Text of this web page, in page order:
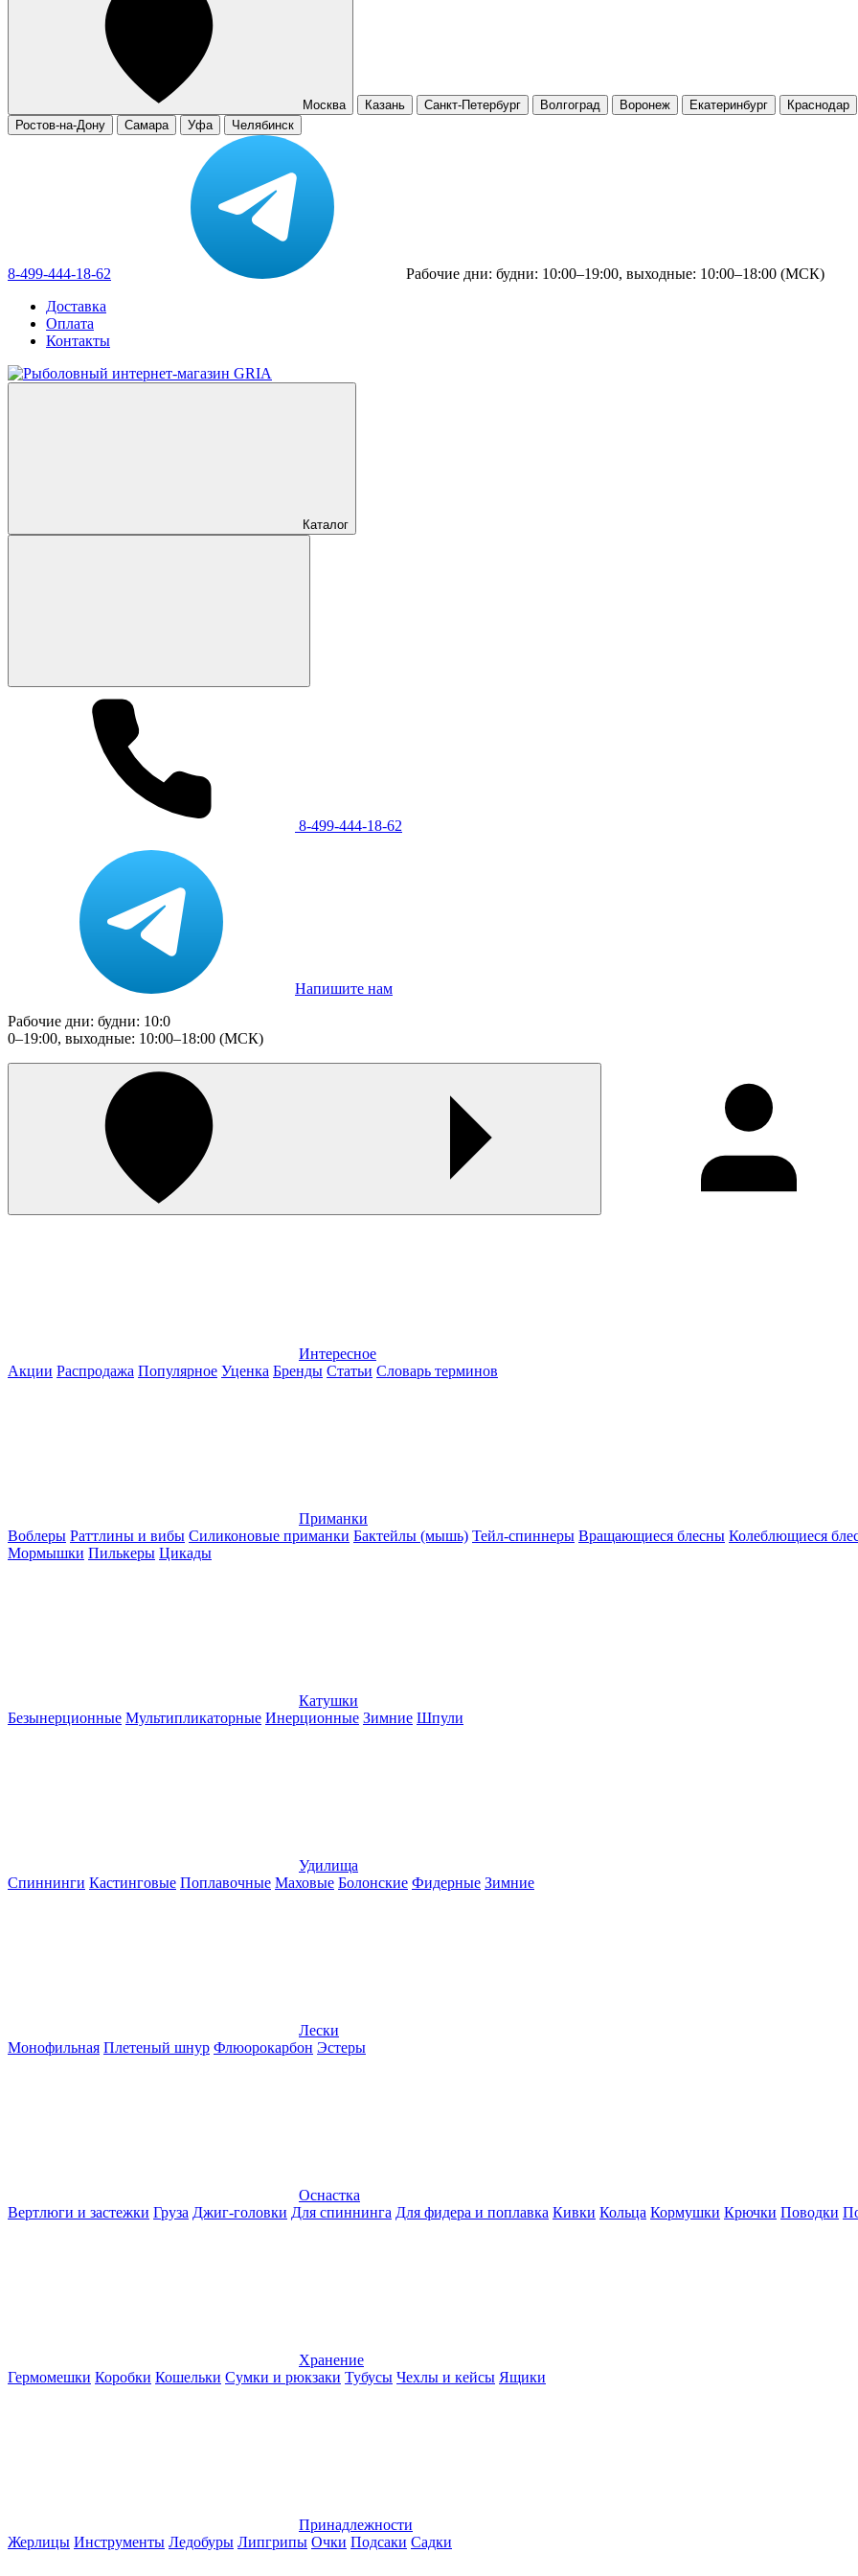
Москва Казань Санкт-Петербург Волгоград Воронеж Екатеринбург Краснодар
Ростов-на-Дону
Самара Уфа Челябинск
8-499-444-18-62
Рабочие дни: будни: 10:00–19:00, выходные: 10:00–18:00 (МСК)
Доставка
Оплата
Контакты
Каталог
8-499-444-18-62
Напишите нам
Рабочие дни: будни: 10:0
0–19:00, выходные: 10:00–18:00 (МСК)
Интересное
Акции Распродажа Популярное Уценка Бренды Статьи Словарь терминов
Приманки
Воблеры Раттлины и вибы Силиконовые приманки Бактейлы (мышь) Тейл-спиннеры Вращающиеся блесны Колеблющиеся
Мормышки Пилькеры Цикады
Катушки
Безынерционные Мультипликаторные Инерционные Зимние Шпули
Удилища
Спиннинги Кастинговые Поплавочные Маховые Болонские Фидерные Зимние
Лески
Монофильная Плетеный шнур Флюорокарбон Эстеры
Оснастка
Вертлюги и застежки Груза Джиг-головки Для спиннинга Для фидера и поплавка Кивки Кольца Кормушки Крючки Поводки
Хранение
Гермомешки Коробки Кошельки Сумки и рюкзаки Тубусы Чехлы и кейсы Ящики
Принадлежности
Жерлицы Инструменты Ледобуры Липгрипы Очки Подсаки Садки